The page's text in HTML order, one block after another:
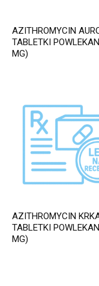
AZITHROMYCIN
TABLETKI
MG)
AZITHROMYCIN
TABLETKI
MG)